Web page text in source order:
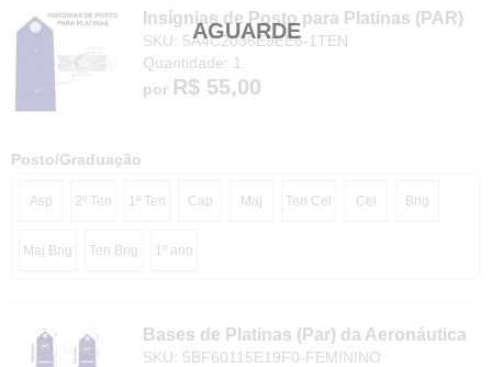
Insígnias de Posto para Platinas (PAR)
SKU: 5A4C2036E9EE6-1TEN
Quantidade: 1
por R$ 55,00
Posto/Graduação
Asp 2º Ten 1º Ten Cap Maj Ten Cel Cel Brig
Maj Brig Ten Brig 1º ano
Bases de Platinas (Par) da Aeronáutica
SKU: 5BF60115E19F0-FEMININO